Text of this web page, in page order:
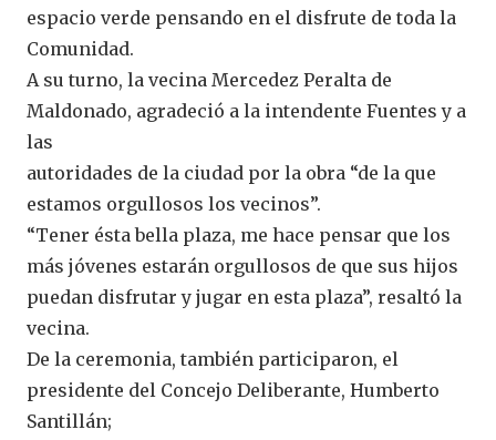
espacio verde pensando en el disfrute de toda la
Comunidad.
A su turno, la vecina Mercedez Peralta de
Maldonado, agradeció a la intendente Fuentes y a
las
autoridades de la ciudad por la obra “de la que
estamos orgullosos los vecinos”.
“Tener ésta bella plaza, me hace pensar que los
más jóvenes estarán orgullosos de que sus hijos
puedan disfrutar y jugar en esta plaza”, resaltó la
vecina.
De la ceremonia, también participaron, el
presidente del Concejo Deliberante, Humberto
Santillán;